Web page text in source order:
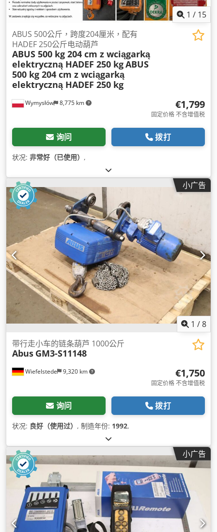
1 / 15
Wymysłów 8,775 km
ABUS 500公斤，跨度204厘米，配有
HADEF 250公斤电动葫芦
ABUS 500 kg 204 cm z wciągarką
elektryczną HADEF 250 kgABUS
500 kg 204 cm z wciągarką
elektryczną HADEF 250 kg
€1,799
固定价格 不含增值税
询问 拨打
状况: 非常好（已使用） ,
小广告
1 /8
Wiefelstede 9,320 km
带行走小车的链条葫芦 1000公斤
Abus GM3-S11148
€1,750
固定价格 不含增值税
询问 拨打
状况: 良好（使用过） , 制造年份: 1992,
小广告